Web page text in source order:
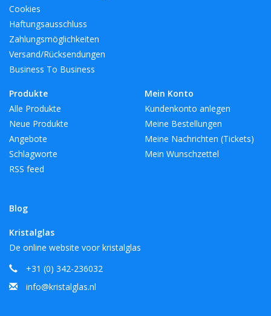
Cookies
Haftungsausschluss
Zahlungsmöglichkeiten
Versand/Rücksendungen
Business To Business
Produkte
Alle Produkte
Neue Produkte
Angebote
Schlagworte
RSS feed
Blog
Mein Konto
Kundenkonto anlegen
Meine Bestellungen
Meine Nachrichten (Tickets)
Mein Wunschzettel
Kristalglas
De online website voor kristalglas
+31 (0) 342-236032
info@kristalglas.nl